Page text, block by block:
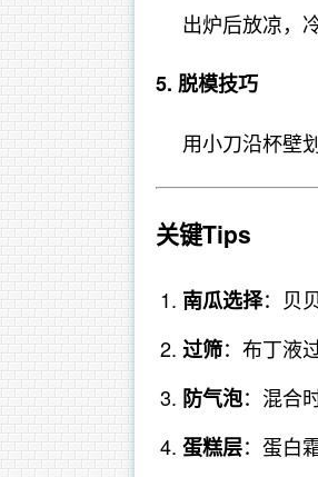
出炉后放凉，
5. 脱模技巧
用小刀沿杯壁
关键Tips
南瓜选择：贝
过筛：布丁液
防气泡：混合
蛋糕层：蛋白